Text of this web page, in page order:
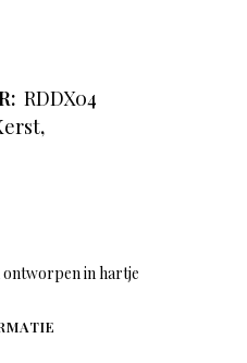
RDDX04
,
in hartje